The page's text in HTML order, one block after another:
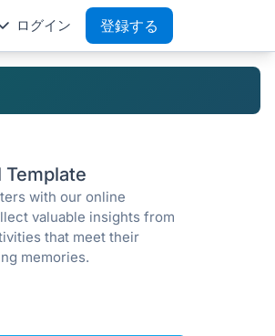
ログイン 登録する
Template
with our online
valuable insights from
that meet their
memories.